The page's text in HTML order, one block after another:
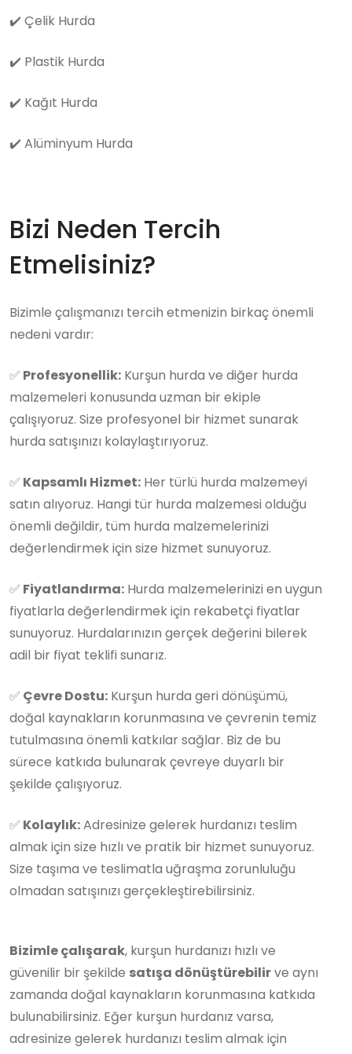
✔️ Çelik Hurda
✔️ Plastik Hurda
✔️ Kağıt Hurda
✔️ Alüminyum Hurda
Bizi Neden Tercih
Etmelisiniz?
Bizimle çalışmanızı tercih etmenizin birkaç önemli
nedeni vardır:
✅ Profesyonellik: Kurşun hurda ve diğer hurda
malzemeleri konusunda uzman bir ekiple
çalışıyoruz. Size profesyonel bir hizmet sunarak
hurda satışınızı kolaylaştırıyoruz.
✅ Kapsamlı Hizmet: Her türlü hurda malzemeyi
satın alıyoruz. Hangi tür hurda malzemesi olduğu
önemli değildir, tüm hurda malzemelerinizi
değerlendirmek için size hizmet sunuyoruz.
✅ Fiyatlandırma: Hurda malzemelerinizi en uygun
fiyatlarla değerlendirmek için rekabetçi fiyatlar
sunuyoruz. Hurdalarınızın gerçek değerini bilerek
adil bir fiyat teklifi sunarız.
✅ Çevre Dostu: Kurşun hurda geri dönüşümü,
doğal kaynakların korunmasına ve çevrenin temiz
tutulmasına önemli katkılar sağlar. Biz de bu
sürece katkıda bulunarak çevreye duyarlı bir
şekilde çalışıyoruz.
✅ Kolaylık:Adresinize gelerek hurdanızı teslim
almak için size hızlı ve pratik bir hizmet sunuyoruz.
Size taşıma ve teslimatla uğraşma zorunluluğu
olmadan satışınızı gerçekleştirebilirsiniz.
Bizimle çalışarak, kurşun hurdanızı hızlı ve
güvenilir bir şekilde satışa dönüştürebilirve aynı
zamanda doğal kaynakların korunmasına katkıda
bulunabilirsiniz. Eğer kurşun hurdanız varsa,
adresinize gelerek hurdanızı teslim almak için